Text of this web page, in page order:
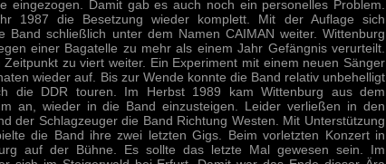
eingezogen. Damit gab es auch noch ein personelles Problem.
1987 die Besetzung wieder komplett. Mit der Auflage sich
Band schließlich unter dem Namen CAIMAN weiter. Wittenburg
einer Bagatelle zu mehr als einem Jahr Gefängnis verurteilt.
zu viert weiter. Ein Experiment mit einem neuen Sänger
wieder auf. Bis zur Wende konnte die Band relativ unbehelligt
die DDR touren. Im Herbst 1989 kam Wittenburg aus dem
an, wieder in die Band einzusteigen. Leider verließen in den
der Schlagzeuger die Band Richtung Westen. Mit Unterstützung
die Band ihre zwei letzten Gigs. Beim vorletzten Konzert in
auf der Bühne. Es sollte das letzte Mal gewesen sein. Im